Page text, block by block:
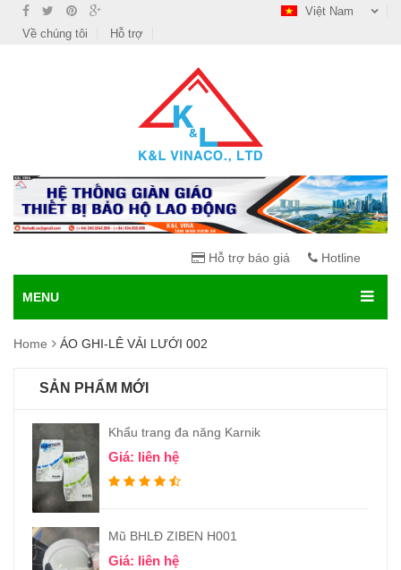
Việt Nam
Về chúng tôi
Hỗ trợ
Hỗ trợ báo giá Hotline
MENU
Home ÁO GHI-LÊ VẢI LƯỚI 002
SẢN PHẨM MỚI
Khẩu trang đa năng Karnik
Giá: liên hệ
Mũ BHLĐ ZIBEN H001
Giá: liên hệ